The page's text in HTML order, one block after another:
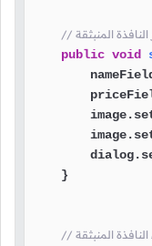
public void
    }